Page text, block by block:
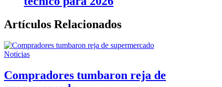
Artículos Relacionados
Noticias
Compradores tumbaron reja de